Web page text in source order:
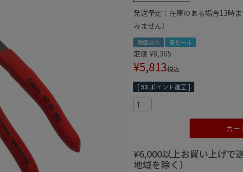
発送予定：在庫のある場合13時
みません）
動画あり 夏セール
定価 ¥8,305
¥5,813税込
[53 ポイント進呈 ]
カー
¥6,000以上お買い上げで
地域を除く）